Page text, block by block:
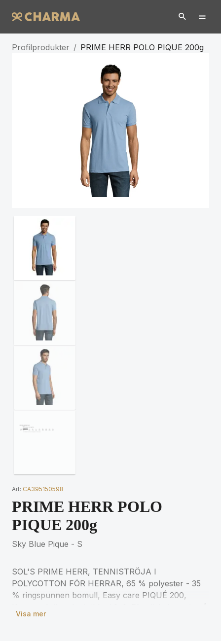
Profilprodukter / PRIME HERR POLO PIQUE 200g
Art: CA395150598
PRIME HERR POLO
PIQUE 200g
Sky Blue Pique - S
SOL'S PRIME HERR, TENNISTRÖJA I
POLYCOTTON FÖR HERRAR, 65 % polyester - 35
% ringspunnen bomull, Easy care PIQUÉ 200,
halsen, Korta ärmar, 3 ton i ton-färgade knappar,
Visa mer